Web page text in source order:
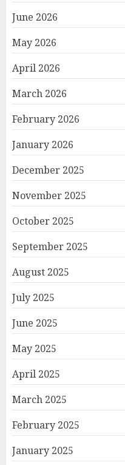
June 2026
May 2026
April 2026
March 2026
February 2026
January 2026
December 2025
November 2025
October 2025
September 2025
August 2025
July 2025
June 2025
May 2025
April 2025
March 2025
February 2025
January 2025